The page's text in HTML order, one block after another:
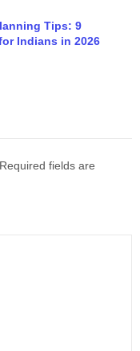
Tips: 9
Indians in 2026
Required fields are